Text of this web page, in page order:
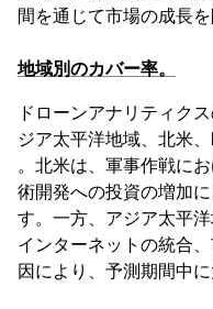
間を通じて市場の成長を
地域別のカバー率。
ドローンアナリティク
ジア太平洋地域、北米
。北米は、軍事作戦に
術開発への投資の増加
す。一方、アジア太平
インターネットの統合
因により、予測期間中